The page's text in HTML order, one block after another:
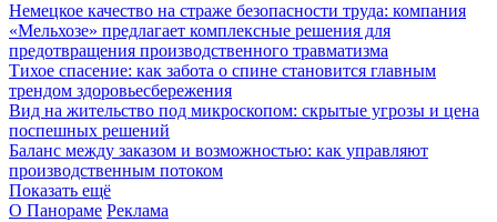
Немецкое качество на страже безопасности труда: компания
«Мельхозе» предлагает комплексные решения для
предотвращения производственного травматизма
Тихое спасение: как забота о спине становится главным
трендом здоровьесбережения
Вид на жительство под микроскопом: скрытые угрозы и цена
поспешных решений
Баланс между заказом и возможностью: как управляют
производственным потоком
Показать ещё
О Панораме Реклама